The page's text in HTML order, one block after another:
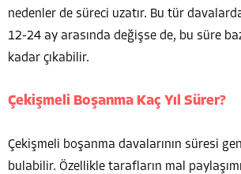
nedenler de süreci uzatır. Bu tür
12-24 ay arasında değişse de, bu süre
kadar çıkabilir.
Çekişmeli Boşanma Kaç Yıl Sürer?
Çekişmeli boşanma davalarının süresi
bulabilir. Özellikle tarafların mal